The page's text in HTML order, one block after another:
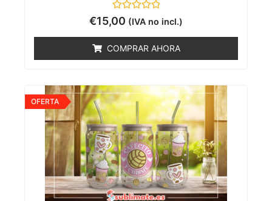
Valorado
con
5
€15,00 (IVA no incl.)
COMPRAR AHORA
OFERTA